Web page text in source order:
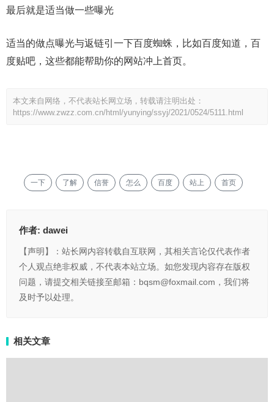
最后就是适当做一些曝光
适当的做点曝光与返链引一下百度蜘蛛，比如百度知道，百
度贴吧，这些都能帮助你的网站冲上首页。
本文来自网络，不代表站长网立场，转载请注明出处：
https://www.zwzz.com.cn/html/yunying/ssyj/2021/0524/5111.html
一下 了解 信誉 怎么 百度 站上 首页
作者: dawei
【声明】：站长网内容转载自互联网，其相关言论仅代表作者
个人观点绝非权威，不代表本站立场。如您发现内容存在版权
问题，请提交相关链接至邮箱：bqsm@foxmail.com，我们将
及时予以处理。
相关文章